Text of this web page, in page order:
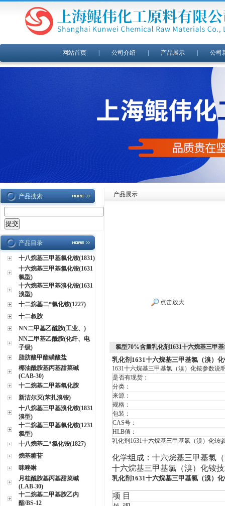
网站首页 公司介绍 产品展示 公司
产品搜索
产品目录
十八烷基三甲基氯化铵(1831)
十六烷基三甲基氯化铵(1631
氯型)
十六烷基三甲基溴化铵(1631
溴型)
十二烷基二*氯化铵(1227)
十二叔胺
NN二甲基乙酰胺(工业、)
NN二甲基乙酰胺(化纤、电
子级)
脂肪酸甲酯磺酸盐
椰油酰胺基丙基甜菜碱
(CAB-30)
十二烷基二甲基氧化胺
新洁尔灭(苯扎溴铵)
十八烷基三甲基溴化铵(1831
溴型)
十二烷基三甲基氯化铵(1231
氯型)
十八烷基二*氯化铵(1827)
烷基糖苷
咪唑啉
月桂酰胺基丙基甜菜碱
(LAB-30)
十二烷基二甲基胺乙内
酯/BS-12
产品展示
点击放大
氯型70%含量乳化剂1631十六烷基三甲
乳化剂1631十六烷基三甲基氯（溴）
1631十六烷基三甲基氯（溴）化铵参数说
是否有现货：
分类：
来源：
规格：
包装：
CAS号：
HLB值：
乳化剂1631十六烷基三甲基氯（溴）化铵
化学组成：十六烷基三甲基氯
十六烷基三甲基氯（溴）化铵
乳化剂1631十六烷基三甲基氯（溴）
项 目